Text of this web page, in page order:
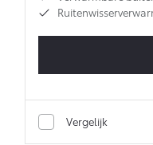
Vergelijk